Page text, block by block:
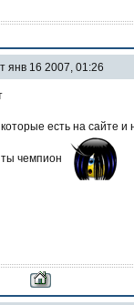
янв 16 2007, 01:26
есть на сайте и
ты чемпион